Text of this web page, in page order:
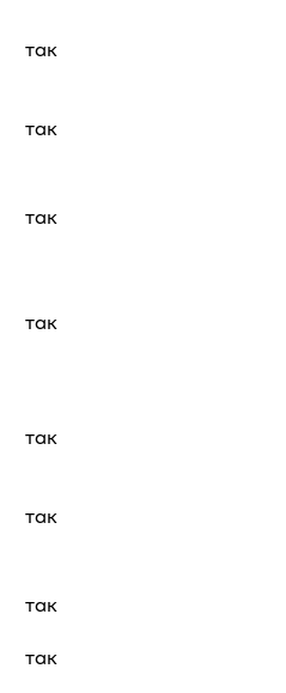
так
так
так
так
так
так
так
так